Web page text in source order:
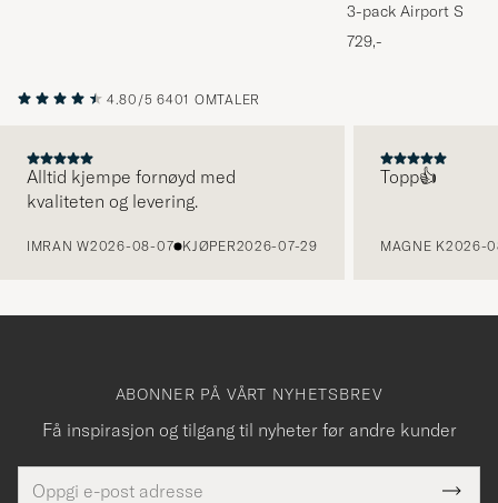
3-pack Airport
Melange
729,-
4.80/5 6401 OMTALER
Alltid kjempe fornøyd med
kvaliteten og levering.
IMRAN W2026-08-07 KJØPER2026-07-29
Topp👍
MAGNE K2026-
ABONNER PÅ VÅRT NYHETSBREV
Få inspirasjon og tilgang til nyheter før andre kunder
postadresse
Tack